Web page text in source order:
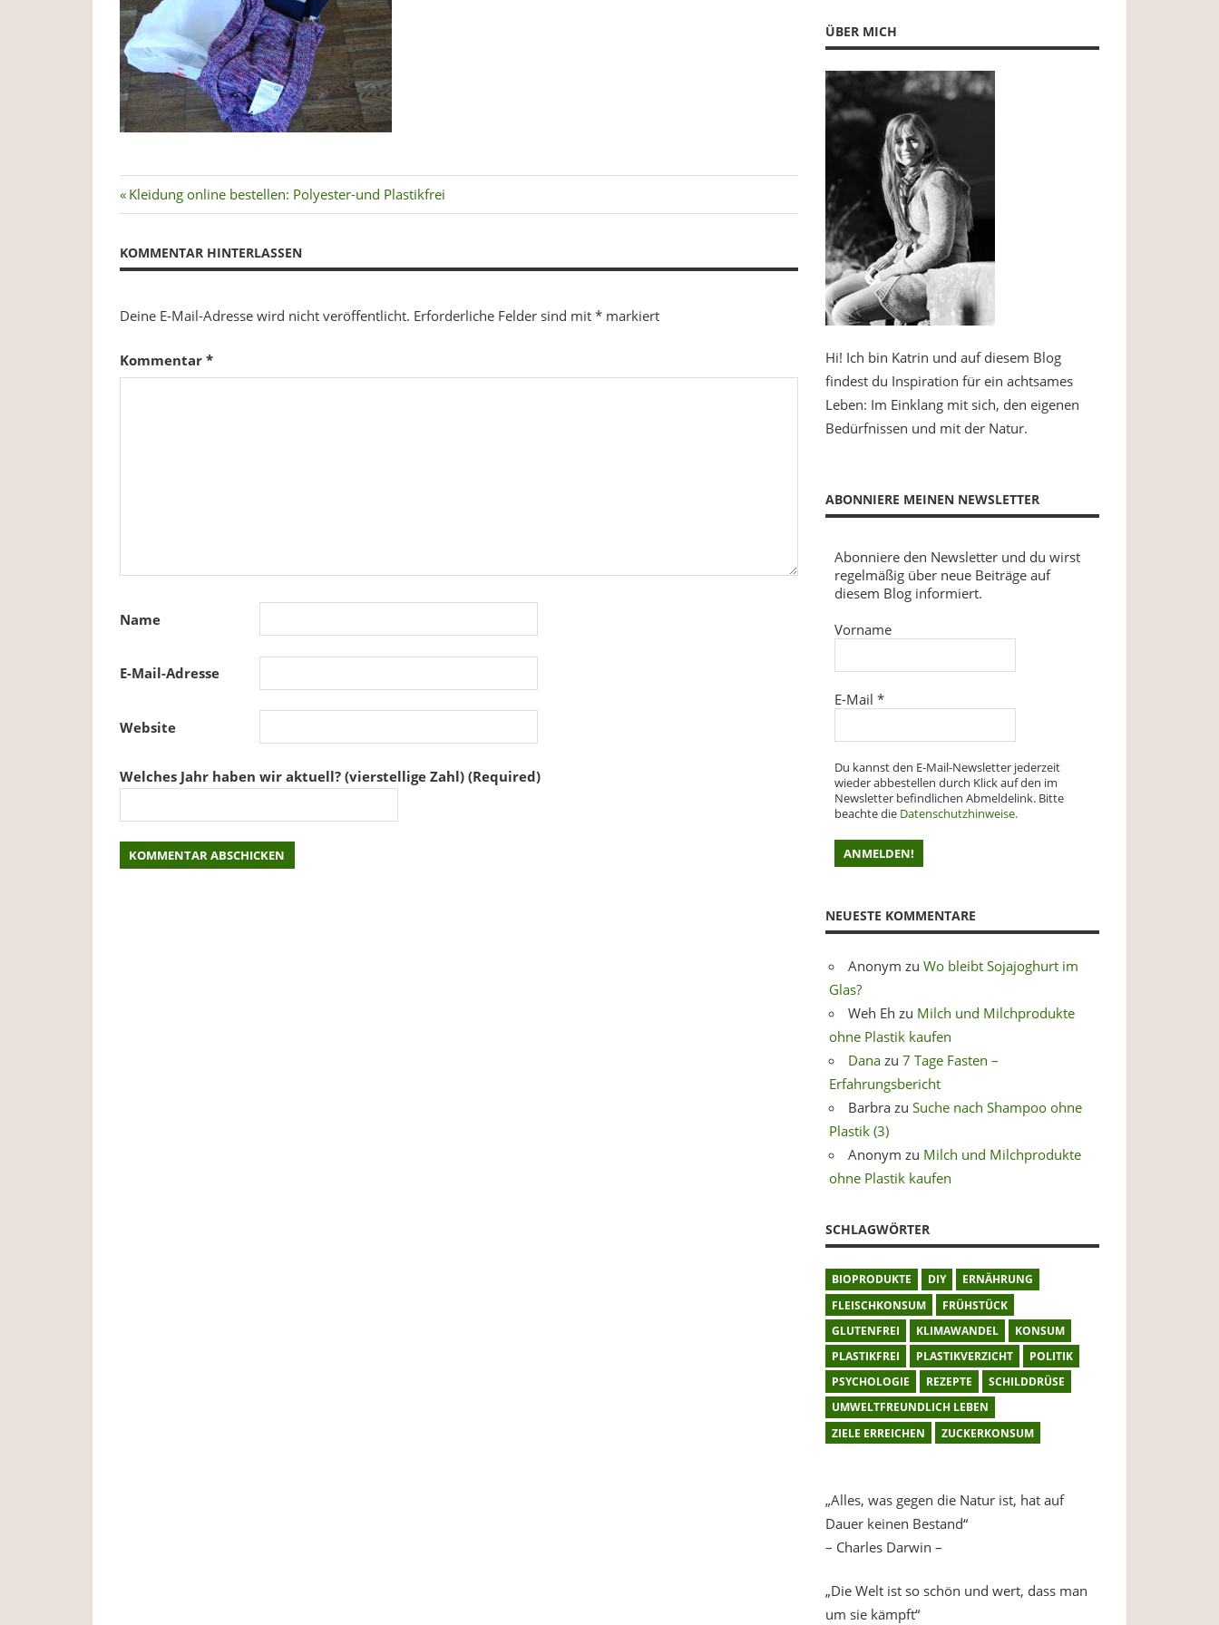
Plastikverzicht,
Gesundheit
&
Ernährung.
Beitragsnavigation
Vorheriger
Beitrag:
Kleidung online bestellen: Polyester-und Plastikfrei
KOMMENTAR HINTERLASSEN
Deine E-Mail-Adresse wird nicht veröffentlicht. Erforderliche Felder sind mit * markiert
Kommentar *
Name
E-Mail-Adresse
Website
Welches Jahr haben wir aktuell? (vierstellige Zahl) (Required)
ÜBER MICH
Hi! Ich bin Katrin und auf diesem Blog
findest du Inspiration für ein achtsames
Leben: Im Einklang mit sich, den eigenen
Bedürfnissen und mit der Natur.
ABONNIERE MEINEN NEWSLETTER
Abonniere den Newsletter und du wirst
regelmäßig über neue Beiträge auf
diesem Blog informiert.
Vorname
E-Mail *
Du kannst den E-Mail-Newsletter jederzeit
wieder abbestellen durch Klick auf den im
Newsletter befindlichen Abmeldelink. Bitte
beachte die Datenschutzhinweise.
NEUESTE KOMMENTARE
Anonym zuWo bleibt Sojajoghurt im
Glas?
Weh Eh zu Milch und Milchprodukte
ohne Plastik kaufen
Dana zu7 Tage Fasten –
Erfahrungsbericht
Barbra zuSuche nach Shampoo ohne
Plastik (3)
Anonym zu Milch und Milchprodukte
ohne Plastik kaufen
SCHLAGWÖRTER
BIOPRODUKTE DIY
ERNÄHRUNG
FLEISCHKONSUM
FRÜHSTÜCK
GLUTENFREI
KLIMAWANDEL
KONSUM
PLASTIKFREI
PLASTIKVERZICHT
POLITIK
PSYCHOLOGIE
REZEPTE
SCHILDDRÜSE
UMWELTFREUNDLICH LEBEN
ZIELE ERREICHEN
ZUCKERKONSUM
„Alles, was gegen die Natur ist, hat auf
Dauer keinen Bestand“
– Charles Darwin –
„Die Welt ist so schön und wert, dass man
um sie kämpft“